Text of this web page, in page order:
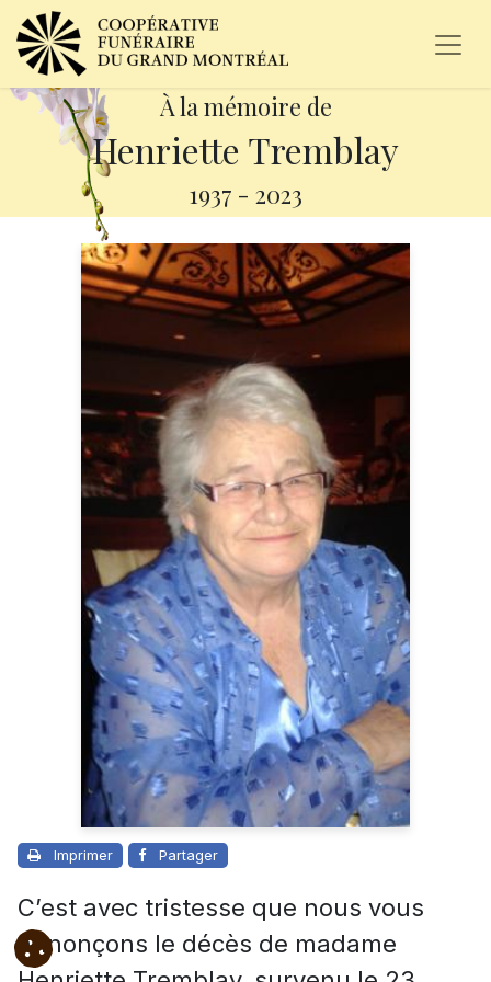
À la mémoire de
Henriette Tremblay
1937 - 2023
Imprimer Partager
C’est avec tristesse que nous vous
annonçons le décès de madame